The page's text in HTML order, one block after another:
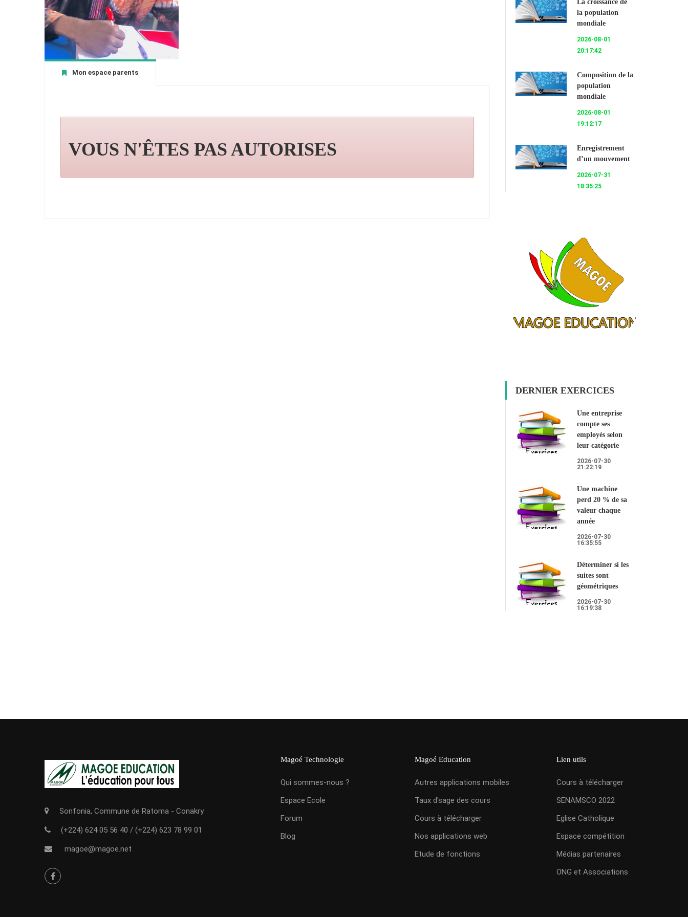
Mon espace parents
VOUS N'ÊTES PAS AUTORISES
La croissance de
la population
mondiale
2026-08-01
20:17:42
Composition de la
population
mondiale
2026-08-01
19:12:17
Enregistrement
d’un mouvement
2026-07-31
18:35:25
DERNIER EXERCICES
Une entreprise
compte ses
employés selon
leur catégorie
2026-07-30
21:22:19
Une machine
perd 20 % de sa
valeur chaque
année
2026-07-30
16:35:55
Déterminer si les
suites sont
géométriques
2026-07-30
16:19:38
Sonfonia, Commune de Ratoma - Conakry
(+224) 624 05 56 40 / (+224) 623 78 99 01
magoe@magoe.net
Magoé Technologie
Qui sommes-nous ?
Espace Ecole
Forum
Blog
Magoé Education
Autres applications mobiles
Taux d'sage des cours
Cours à télécharger
Nos applications web
Etude de fonctions
Lien utils
Cours à télécharger
SENAMSCO 2022
Eglise Catholique
Espace compétition
Médias partenaires
ONG et Associations